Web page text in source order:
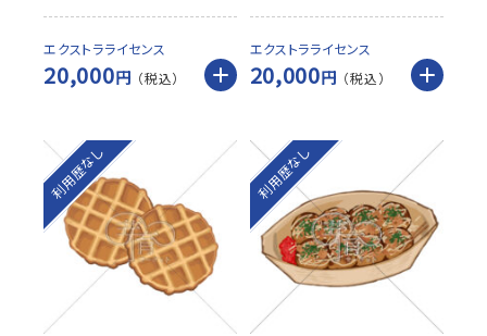
エクストラライセンス
20,000円
エクストラライセンス
20,000円
利用歴なし 利用歴なし